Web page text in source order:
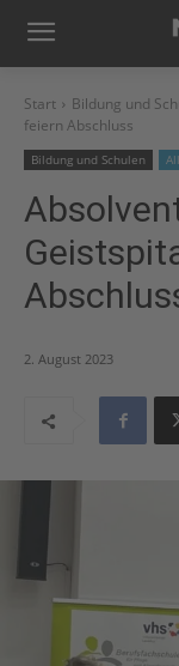
Start Bildung und
feiern Abschluss
Bildung und Schulen
2. August 2023